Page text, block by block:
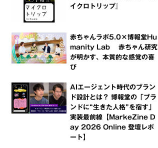
イクロトリップ』
赤ちゃんラボ5.0×博報堂Hu
manity Lab 赤ちゃん研究
が明かす、本質的な感覚の喜
び
AIエージェント時代のブラン
ド設計とは？ 博報堂の「ブラ
ンドに“生きた人格”を宿す」
実装最前線【MarkeZine D
ay 2026 Online 登壇レポ
ート】